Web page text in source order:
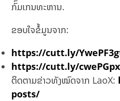
ກົົມເກນທະຫານ.
ຂອບໃຈຂໍ້ມູນຈາກ:
https://cutt.ly/
https://cutt.ly/
ຕິດຕາມຂ່າວທັງໝົດຈາກ LaoX:
posts/